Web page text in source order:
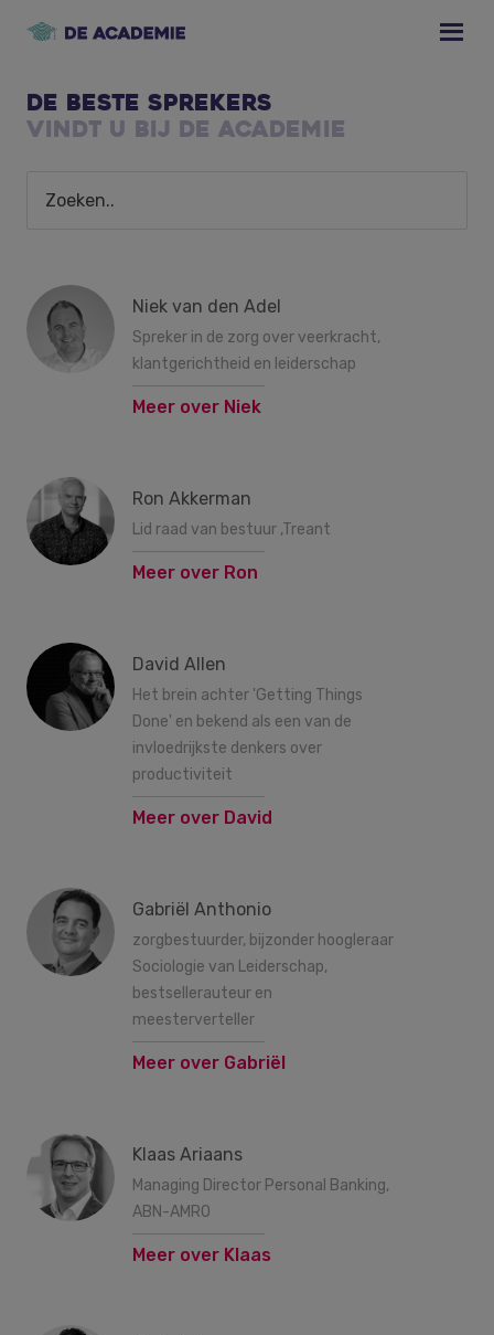
De beste sprekers
vindt u bij de academie
Niek van den Adel
Spreker in de zorg over veerkracht,
klantgerichtheid en leiderschap
Meer over Niek
Ron Akkerman
Lid raad van bestuur ,Treant
Meer over Ron
David Allen
Het brein achter 'Getting Things
Done' en bekend als een van de
invloedrijkste denkers over
productiviteit
Meer over David
Gabriël Anthonio
zorgbestuurder, bijzonder hoogleraar
Sociologie van Leiderschap,
bestsellerauteur en
meesterverteller
Meer over Gabriël
Klaas Ariaans
Managing Director Personal Banking,
ABN-AMRO
Meer over Klaas